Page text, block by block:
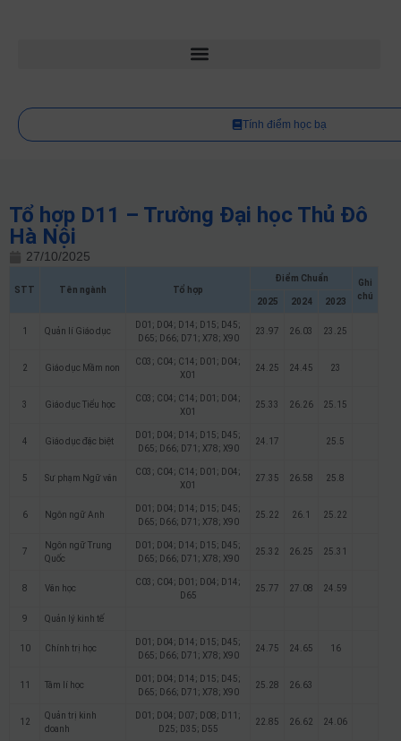
Tính điểm học bạ
Tổ hợp D11 – Trường Đại học Thủ Đô
Hà Nội
27/10/2025
STT Tên ngành Tổ hợp
Điểm Chuẩn
Ghi
chú
2025 2024 2023
1 Quản lí Giáo dục
D01; D04; D14; D15; D45;
D65; D66; D71; X78; X90
23.97 26.03 23.25
2 Giáo dục Mầm non
C03; C04; C14; D01; D04;
X01
24.25 24.45 23
3 Giáo dục Tiểu học
C03; C04; C14; D01; D04;
X01
25.33 26.26 25.15
4 Giáo dục đặc biệt
D01; D04; D14; D15; D45;
D65; D66; D71; X78; X90
24.17 25.5
5 Sư phạm Ngữ văn
C03; C04; C14; D01; D04;
X01
27.35 26.58 25.8
6 Ngôn ngữ Anh
D01; D04; D14; D15; D45;
D65; D66; D71; X78; X90
25.22 26.1 25.22
7
Ngôn ngữ Trung
Quốc
D01; D04; D14; D15; D45;
D65; D66; D71; X78; X90
25.32 26.25 25.31
8 Văn học
C03; C04; D01; D04; D14;
D65
25.77 27.08 24.59
9 Quản lý kinh tế
10 Chính trị học
D01; D04; D14; D15; D45;
D65; D66; D71; X78; X90
24.75 24.65 16
11 Tâm lí học
D01; D04; D14; D15; D45;
D65; D66; D71; X78; X90
25.28 26.63
12
Quản trị kinh
doanh
D01; D04; D07; D08; D11;
D25; D35; D55
22.85 26.62 24.06